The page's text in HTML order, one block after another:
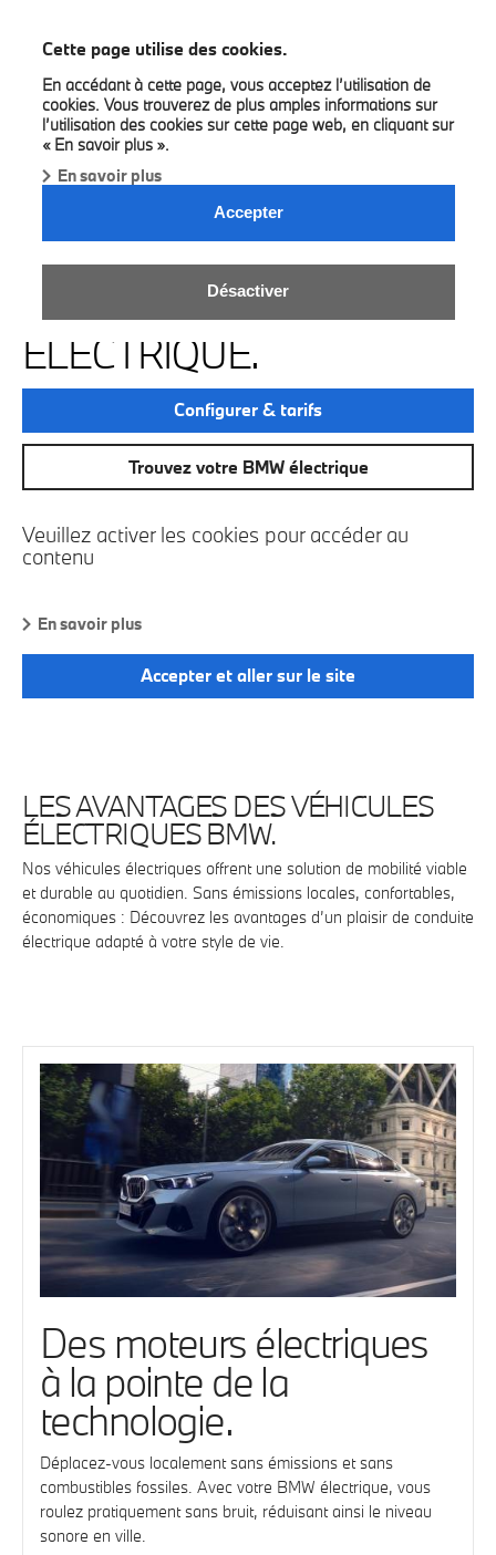
Cette page utilise des cookies.
En accédant à cette page, vous acceptez l’utilisation de
cookies. Vous trouverez de plus amples informations sur
l’utilisation des cookies sur cette page web, en cliquant sur
« En savoir plus ».
En savoir plus
Accepter
Désactiver
LE PLAISIR DE
CONDUIRE. 100 %
ÉLECTRIQUE.
Configurer & tarifs
Trouvez votre BMW électrique
Veuillez activer les cookies pour accéder au
contenu
En savoir plus
Accepter et aller sur le site
LES AVANTAGES DES VÉHICULES
ÉLECTRIQUES BMW.
Nos véhicules électriques offrent une solution de mobilité viable
et durable au quotidien. Sans émissions locales, confortables,
économiques : Découvrez les avantages d’un plaisir de conduite
électrique adapté à votre style de vie.
Des moteurs électriques
à la pointe de la
technologie.
Déplacez-vous localement sans émissions et sans
combustibles fossiles. Avec votre BMW électrique, vous
roulez pratiquement sans bruit, réduisant ainsi le niveau
sonore en ville.